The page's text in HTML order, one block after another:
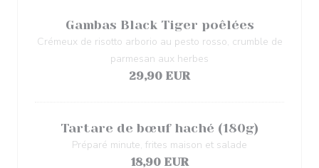
Gambas Black Tiger poêlées
Crémeux de risotto arborio au pesto rosso, crumble de
parmesan aux herbes
29,90 EUR
Tartare de bœuf haché (180g)
Préparé minute, frites maison et salade
18,90 EUR